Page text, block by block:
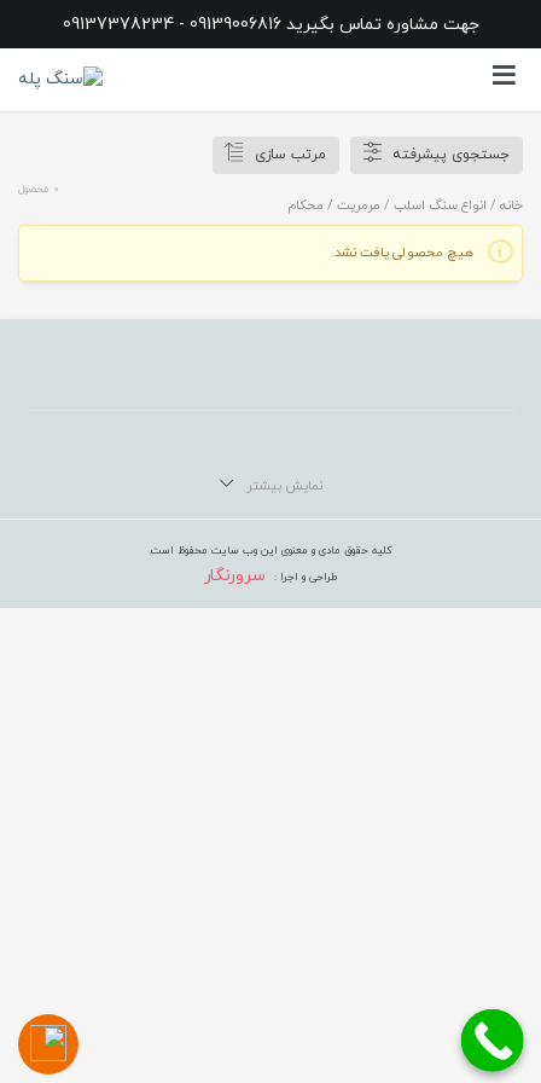
جهت مشاوره تماس بگیرید 09139006816 - 09137378234
جستجوی پیشرفته مرتب سازی
خانه / انواع سنگ اسلب / مرمریت / محکام
0 محصول
هیچ محصولی یافت نشد.
کلیه حقوق مادی و معنوی این وب سایت محفوظ است.
طراحی و اجرا :
سرورنگار